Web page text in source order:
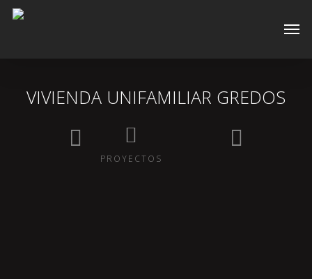
Skip
contentVIVIENDA UNIFAMILIAR GREDOS